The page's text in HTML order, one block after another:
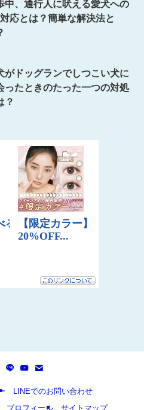
中、通行人に吠える愛犬への
応とは？簡単な解決法と
がドッグランでしつこい犬に
ったときのたった一つの対処
？
LINEでのお問い合わせ
プロフィール サイトマップ